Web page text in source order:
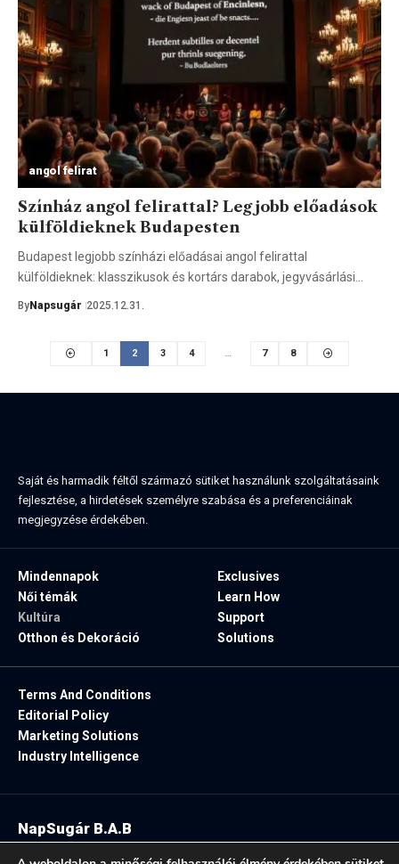
angol felirat
Színház angol felirattal? Legjobb előadások
külföldieknek Budapesten
Budapest legjobb színházi előadásai angol felirattal
külföldieknek: klasszikusok és kortárs darabok, jegyvásárlási…
ByNapsugár 2025.12.31.
1 2 3 4 … 7 8
Saját és harmadik féltől származó sütiket használunk szolgáltatásaink
fejlesztése, a hirdetések személyre szabása és a preferenciáinak
megjegyzése érdekében.
Mindennapok
Női témák
Kultúra
Otthon és Dekoráció
Exclusives
Learn How
Support
Solutions
Terms And Conditions
Editorial Policy
Marketing Solutions
Industry Intelligence
NapSugár B.A.B
2025. Minden jog fenntartva.